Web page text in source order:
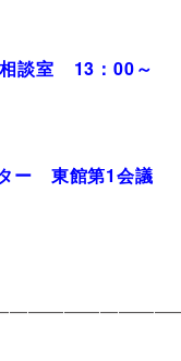
談室 13 ：00～
ー 東館第1会議